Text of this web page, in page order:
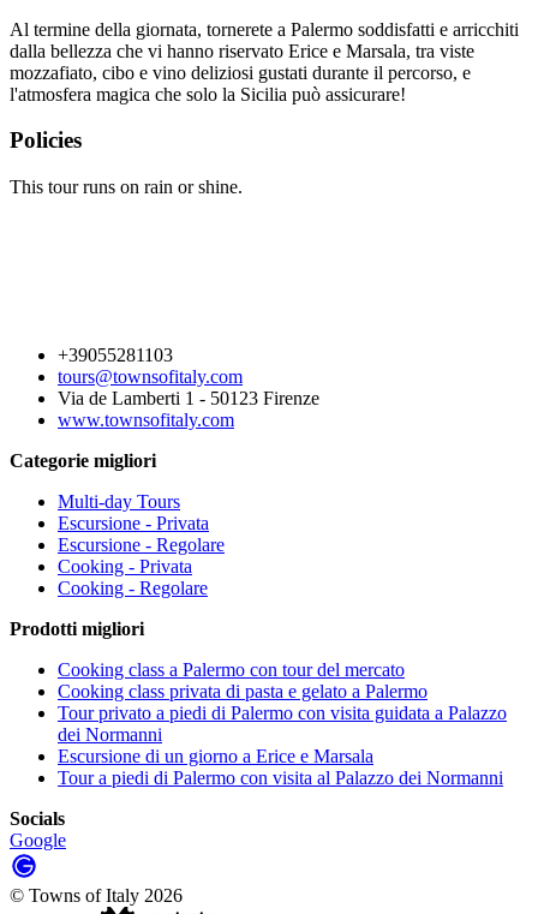
Al termine della giornata, tornerete a Palermo soddisfatti e arricchiti
dalla bellezza che vi hanno riservato Erice e Marsala, tra viste
mozzafiato, cibo e vino deliziosi gustati durante il percorso, e
l'atmosfera magica che solo la Sicilia può assicurare!
Policies
This tour runs on rain or shine.
+39055281103
tours@townsofitaly.com
Via de Lamberti 1 - 50123 Firenze
www.townsofitaly.com
Categorie migliori
Multi-day Tours
Escursione - Privata
Escursione - Regolare
Cooking - Privata
Cooking - Regolare
Prodotti migliori
Cooking class a Palermo con tour del mercato
Cooking class privata di pasta e gelato a Palermo
Tour privato a piedi di Palermo con visita guidata a Palazzo
dei Normanni
Escursione di un giorno a Erice e Marsala
Tour a piedi di Palermo con visita al Palazzo dei Normanni
Socials
Google
© Towns of Italy 2026